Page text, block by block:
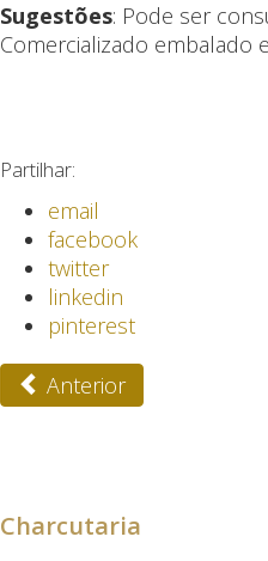
Sugestões: Pode ser
Comercializado embalado
Partilhar:
email
facebook
twitter
linkedin
pinterest
Anterior
Charcutaria